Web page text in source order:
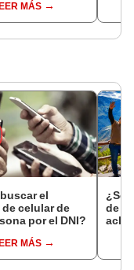
MÁS
el
de celular de
por el DNI?
MÁS
¿Se
de